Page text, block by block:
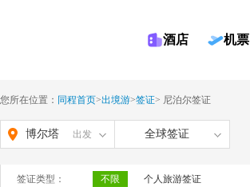
酒店 机票
您所在位置： 同程首页>出境游>签证> 尼泊尔签证
博尔塔 出发 全球签证
签证类型： 不限 个人旅游签证